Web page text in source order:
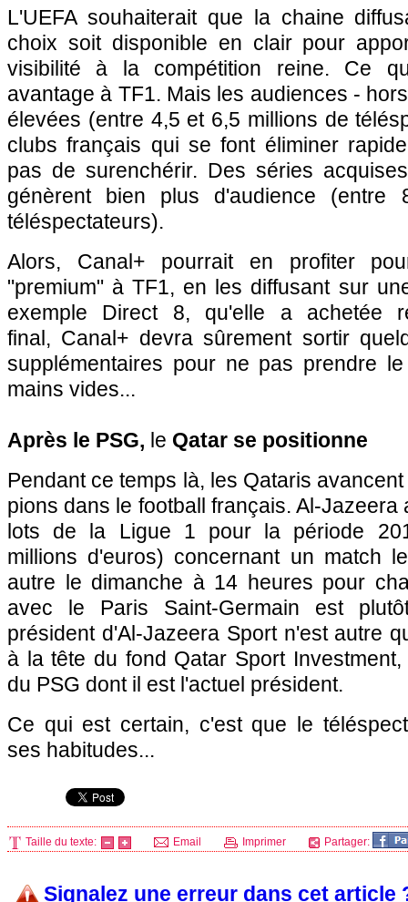
L'UEFA souhaiterait que la chaine
choix soit disponible en clair pour
visibilité à la compétition reine. Ce
avantage à TF1. Mais les audiences -
élevées (entre 4,5 et 6,5 millions de
clubs français qui se font éliminer
pas de surenchérir. Des séries
génèrent bien plus d'audience
téléspectateurs).
Alors, Canal+ pourrait en profiter
"premium" à TF1, en les diffusant sur
exemple Direct 8, qu'elle a achetée
final, Canal+ devra sûrement sortir
supplémentaires pour ne pas prendre
mains vides...
Après le PSG, le Qatar se positionne
Pendant ce temps là, les Qataris
pions dans le football français. Al-Jazeera
lots de la Ligue 1 pour la période
millions d'euros) concernant un match
autre le dimanche à 14 heures pour
avec le Paris Saint-Germain est
président d'Al-Jazeera Sport n'est autre
à la tête du fond Qatar Sport
du PSG dont il est l'actuel président.
Ce qui est certain, c'est que le
ses habitudes...
Taille du texte: Email Imprimer Partager:
Signalez une erreur dans cet article